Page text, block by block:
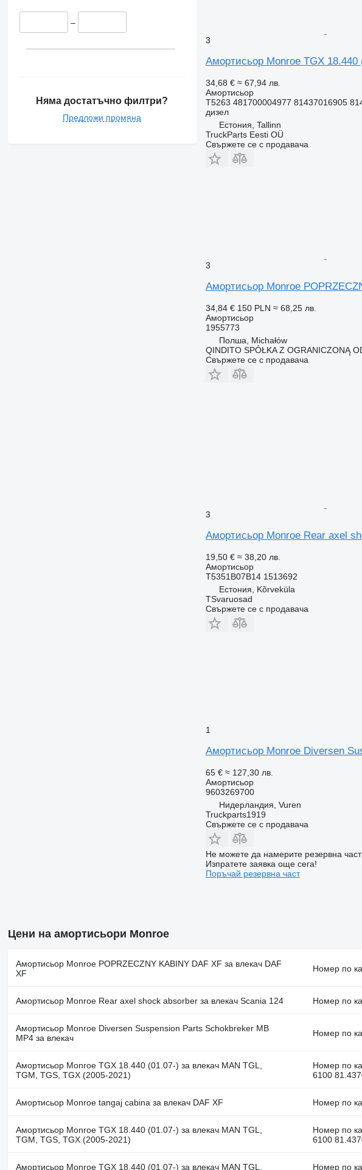
–
Няма достатъчно филтри?
Предложи промяна
3
Амортисьор Monroe TGX 18.440
34,68 € ≈ 67,94 лв.
Амортисьор
T5263 481700004977 81437016905
дизел
Естония, Tallinn
TruckParts Eesti OÜ
Свържете се с продавача
3
Амортисьор Monroe
34,84 € 150 PLN ≈ 68,25 лв.
Амортисьор
1955773
Полша, Michałów
QINDITO SPÓŁKA Z OGRANICZONĄ
Свържете се с продавача
3
Амортисьор Monroe Rear axel
19,50 € ≈ 38,20 лв.
Амортисьор
T5351B07B14 1513692
Естония, Kõrveküla
TSvaruosad
Свържете се с продавача
1
Амортисьор Monroe Diversen
65 € ≈ 127,30 лв.
Амортисьор
9603269700
Нидерландия, Vuren
Truckparts1919
Свържете се с продавача
Не можете да намерите резервна
Изпратете заявка още сега!
Поръчай резервна част
Цени на амортисьори Monroe
Амортисьор Monroe POPRZECZNY KABINY DAF XF за влекач DAF
XF
Номер по
Амортисьор Monroe Rear axel shock absorber за влекач Scania 124 Номер по
Амортисьор Monroe Diversen Suspension Parts Schokbreker MB
MP4 за влекач
Номер по
Амортисьор Monroe TGX 18.440 (01.07-) за влекач MAN TGL,
TGM, TGS, TGX (2005-2021)
Номер по
6100
Амортисьор Monroe tangaj cabina за влекач DAF XF Номер по
Амортисьор Monroe TGX 18.440 (01.07-) за влекач MAN TGL,
TGM, TGS, TGX (2005-2021)
Номер по
6100
Амортисьор Monroe TGX 18.440 (01.07-) за влекач MAN TGL, Номер по